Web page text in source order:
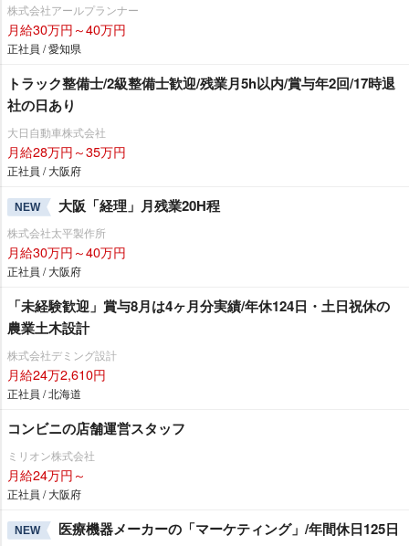
株式会社アールプランナー
月給30万円～40万円
正社員 / 愛知県
トラック整備士/2級整備士歓迎/残業月5h以内/賞与年2回/17時退
社の日あり
大日自動車株式会社
月給28万円～35万円
正社員 / 大阪府
NEW 大阪「経理」月残業20H程
株式会社太平製作所
月給30万円～40万円
正社員 / 大阪府
「未経験歓迎」賞与8月は4ヶ月分実績/年休124日・土日祝休の
農業土木設計
株式会社デミング設計
月給24万2,610円
正社員 / 北海道
コンビニの店舗運営スタッフ
ミリオン株式会社
月給24万円～
正社員 / 大阪府
NEW 医療機器メーカーの「マーケティング」/年間休日125日